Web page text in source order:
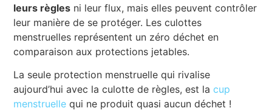
leurs règles ni leur flux, mais elles peuvent contrôler
leur manière de se protéger. Les culottes
menstruelles représentent un zéro déchet en
comparaison aux protections jetables.
La seule protection menstruelle qui rivalise
aujourd’hui avec la culotte de règles, est lacup
menstruelle qui ne produit quasi aucun déchet !